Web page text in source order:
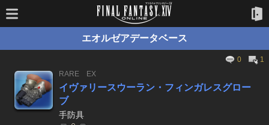
エオルゼアデータベース
0
1
RARE
EX
イヴァリースウーラン・フィンガレスグロー
ブ
手防具